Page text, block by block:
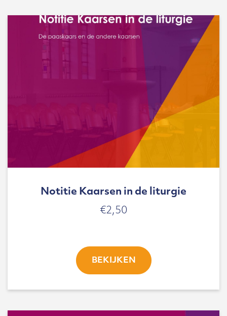
Notitie Kaarsen in de liturgie
€2,50
BEKIJKEN